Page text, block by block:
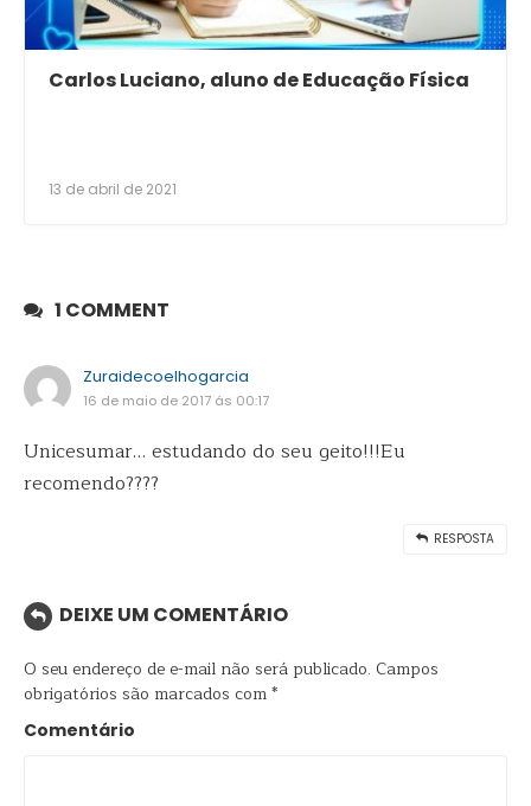
Carlos Luciano, aluno de Educação Física
13 de abril de 2021
1 COMMENT
Zuraidecoelhogarcia
16 de maio de 2017 ás 00:17
Unicesumar… estudando do seu geito!!!Eu
recomendo????
RESPOSTA
DEIXE UM COMENTÁRIO
O seu endereço de e-mail não será publicado. Campos
obrigatórios são marcados com*
Comentário